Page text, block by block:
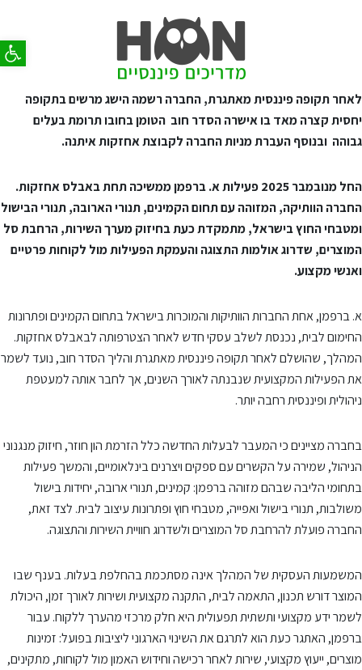
פתח
לאחר תקופה פיננסית מאתגרת, החברה רשמה הישג מרשים בתקופה
יחסית קצרה מאד בו אישרה הסדר חוב הטומן בחובו תרומת בעלים
גבוהה ובנוסף העברת מניות החברה לקבוצת אחזקות איתנה.
החל מנובמבר 2025 פעילות א. ברפמן ממשיכה תחת באבלס אחזקות.
החברה הוותיקה, המזוהה עם תחום הקמינים, תנורי הארובה, תנורי הבישול
ומטבחי החוץ בישראל, מתמקדת כעת בחיזוק מערך השירות, הרחבת סל
המוצרים, שדרוג אולמות התצוגה והעמקת הפעילות מול לקוחות פרטיים
ואנשי מקצוע.
א. ברפמן, אחת החברות הוותיקות והמוכרות בישראל בתחום הקמינים ופתרונות
החימום לבית, נכנסת לשלב עסקי חדש לאחר הצטרפותה לבאבלס אחזקות.
המהלך, שהושלם לאחר תקופה פיננסית מאתגרת והליך הסדר חוב, נועד לשמר
את הפעילות המקצועית שנבנתה לאורך השנים, אך לחבר אותה למעטפת
ניהולית ופיננסית רחבה יותר.
בחברה מציינים כי המעבר לבעלות החדשה כלל הזרמת הון חוזר, חיזוק מנגנוני
הניהול, שמירה על הקשרים עם ספקים ויצרנים בינלאומיים, והמשך פעילות
בתחומי הליבה שבהם מזוהה ברפמן: קמינים, תנורי ארובה, יחידות בישול
משולבות, תנורי בישול ואפייה, מטבחי חוץ ופתרונות עיצוב לבית. לצד זאת,
החברה פועלת להרחבת סל המוצרים ולשדרוג חוויית השירות והתצוגה.
המשמעות העסקית של המהלך אינה מסתכמת בהחלפת בעלות. בענף שבו
המוצר דורש תכנון, התאמה לבית, התקנה מקצועית ושירות לאורך זמן, היכולת
לשמר ידע מקצועי ותשתית תפעולית היא חלק מרכזי מהערך ללקוח. עבור
ברפמן, האתגר כעת הוא לתרגם את השינוי הארגוני ליציבות בפועל: זמינות
מוצרים, ייעוץ מקצועי, שירות לאחר רכישה וחידוש האמון מול לקוחות, מתקינים,